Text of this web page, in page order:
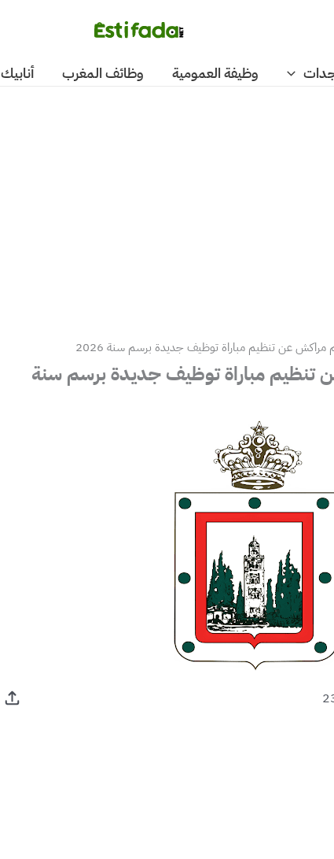
وظيفة العمومية وظائف المغرب أنابيك
مراكش عن تنظيم مباراة توظيف جديدة برسم سنة 2026
تنظيم مباراة توظيف جديدة برسم سنة